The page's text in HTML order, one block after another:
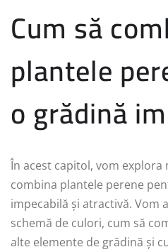
Cum să
plantele
o grădină
În acest capitol, vom
combina plantele perene
impecabilă și atractivă. Vom
schemă de culori, cum să
alte elemente de grădină și